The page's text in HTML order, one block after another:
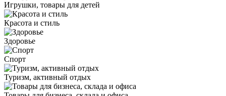
Игрушки, товары для детей
Красота и стиль
Здоровье
Спорт
Туризм, активный отдых